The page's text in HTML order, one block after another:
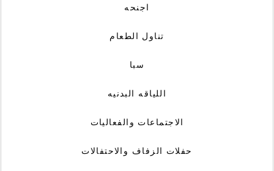
اجنحه
تناول الطعام
سبا
اللياقه البدنيه
الاجتماعات والفعاليات
حفلات الزفاف والاحتفالات